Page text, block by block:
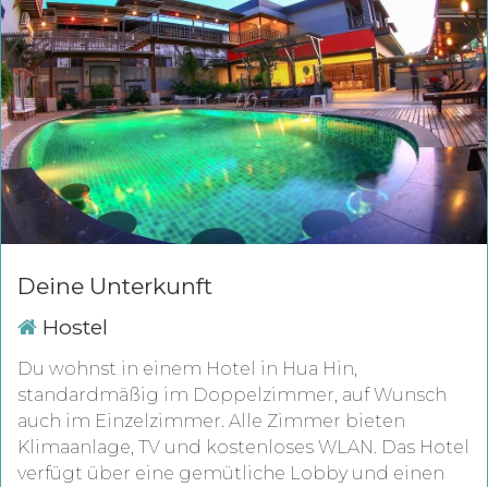
Deine Unterkunft
Hostel
Du wohnst in einem Hotel in Hua Hin,
standardmäßig im Doppelzimmer, auf Wunsch
auch im Einzelzimmer. Alle Zimmer bieten
Klimaanlage, TV und kostenloses WLAN. Das Hotel
verfügt über eine gemütliche Lobby und einen